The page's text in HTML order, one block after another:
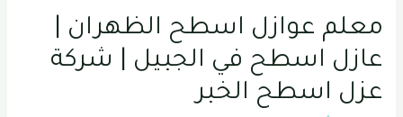
معلم عوازل اسطح الظهران |
عازل اسطح في الجبيل | شركة
عزل اسطح الخبر